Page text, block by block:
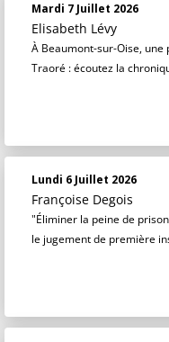
Mardi 7 Juillet 2026
Elisabeth Lévy
À Beaumont-sur-Oise,
Traoré : écoutez la
Lundi 6 Juillet 2026
Françoise Degois
"Éliminer la peine de
le jugement de première